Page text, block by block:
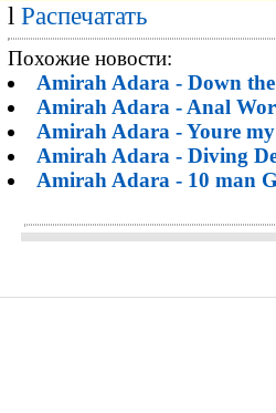
l Распечатать
Похожие новости:
Amirah Adara - Down
Amirah Adara - Anal
Amirah Adara - Youre
Amirah Adara - Diving
Amirah Adara - 10 man